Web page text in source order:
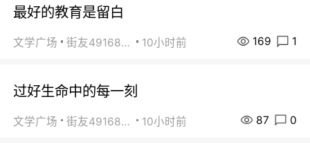
最好的教育是留白
文学广场 街友49168527 10小时前 169 1
过好生命中的每一刻
文学广场 街友49168527 10小时前 87 0